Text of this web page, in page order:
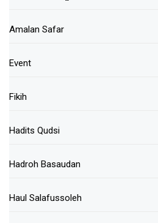
Amalan Safar
Event
Fikih
Hadits Qudsi
Hadroh Basaudan
Haul Salafussoleh